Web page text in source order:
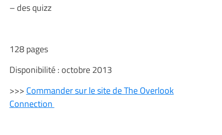
– des quizz
128 pages
Disponibilité : octobre 2013
>>> Commander sur le site de The Overlook
Connection